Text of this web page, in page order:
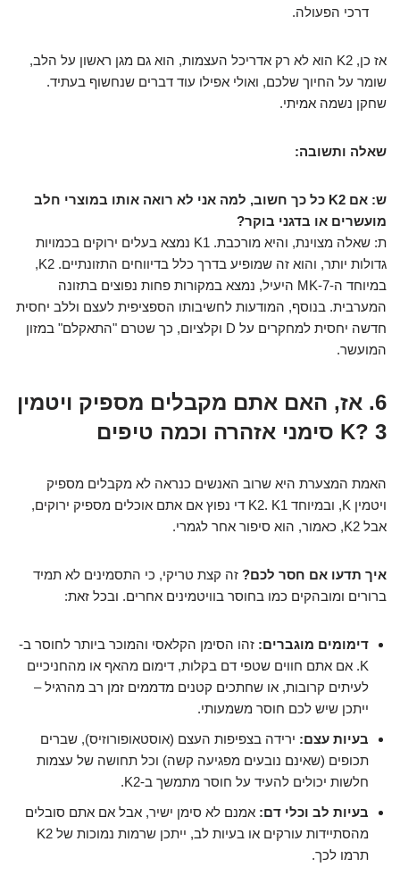
דרכי הפעולה.
אז כן, K2 הוא לא רק אדריכל העצמות, הוא גם מגן ראשון על הלב,
שומר על החיוך שלכם, ואולי אפילו עוד דברים שנחשוף בעתיד.
שחקן נשמה אמיתי.
שאלה ותשובה:
ש: אם K2 כל כך חשוב, למה אני לא רואה אותו במוצרי חלב
מועשרים או בדגני בוקר?
ת: שאלה מצוינת, והיא מורכבת. K1 נמצא בעלים ירוקים בכמויות
גדולות יותר, והוא זה שמופיע בדרך כלל בדיווחים התזונתיים. K2,
במיוחד ה-MK-7 היעיל, נמצא במקורות פחות נפוצים בתזונה
המערבית. בנוסף, המודעות לחשיבותו הספציפית לעצם וללב יחסית
חדשה יחסית למחקרים על D וקלציום, כך שטרם "התאקלם" במזון
המועשר.
6. אז, האם אתם מקבלים מספיק ויטמין
K? 3 סימני אזהרה וכמה טיפים
האמת המצערת היא שרוב האנשים כנראה לא מקבלים מספיק
ויטמין K, ובמיוחד K2. K1 די נפוץ אם אתם אוכלים מספיק ירוקים,
אבל K2, כאמור, הוא סיפור אחר לגמרי.
איך תדעו אם חסר לכם? זה קצת טריקי, כי התסמינים לא תמיד
ברורים ומובהקים כמו בחוסר בוויטמינים אחרים. ובכל זאת:
דימומים מוגברים: זהו הסימן הקלאסי והמוכר ביותר לחוסר ב-
K. אם אתם חווים שטפי דם בקלות, דימום מהאף או מהחניכיים
לעיתים קרובות, או שחתכים קטנים מדממים זמן רב מהרגיל –
ייתכן שיש לכם חוסר משמעותי.
בעיות עצם: ירידה בצפיפות העצם (אוסטאופורוזיס), שברים
תכופים (שאינם נובעים מפגיעה קשה) וכל תחושה של עצמות
חלשות יכולים להעיד על חוסר מתמשך ב-K2.
בעיות לב וכלי דם: אמנם לא סימן ישיר, אבל אם אתם סובלים
מהסתיידות עורקים או בעיות לב, ייתכן שרמות נמוכות של K2
תרמו לכך.